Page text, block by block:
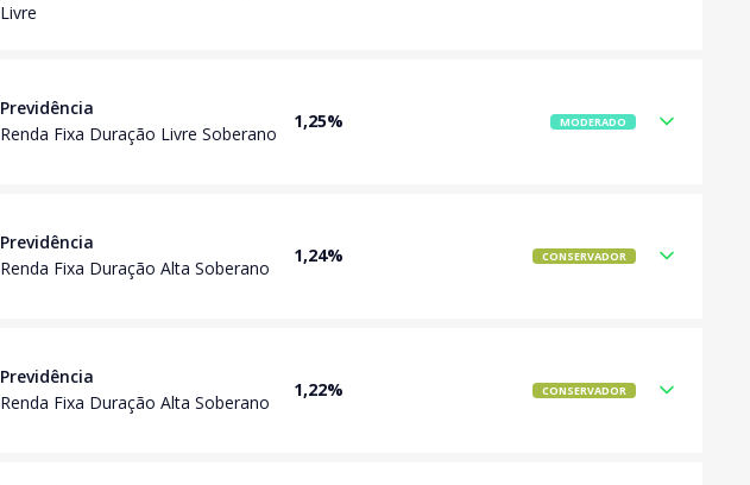
Livre
Previdência
Renda Fixa Duração Livre Soberano
1,25% MODERADO
Previdência
Renda Fixa Duração Alta Soberano
1,24% CONSERVADOR
Previdência
Renda Fixa Duração Alta Soberano
1,22% CONSERVADOR